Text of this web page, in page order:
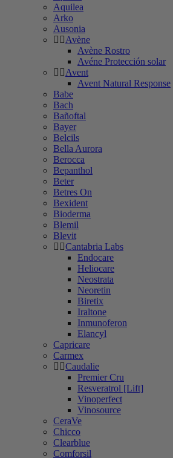
Aquilea
Arko
Ausonia
Avène
Avène Rostro
Avéne Protección solar
Avent
Avent Natural Response
Babe
Bach
Bañoftal
Bayer
Belcils
Bella Aurora
Berocca
Bepanthol
Beter
Betres On
Bexident
Bioderma
Blemil
Blevit
Cantabria Labs
Endocare
Heliocare
Neostrata
Neoretin
Biretix
Iraltone
Inmunoferon
Elancyl
Capricare
Carmex
Caudalie
Premier Cru
Resveratrol [Lift]
Vinoperfect
Vinosource
CeraVe
Chicco
Clearblue
Comforsil